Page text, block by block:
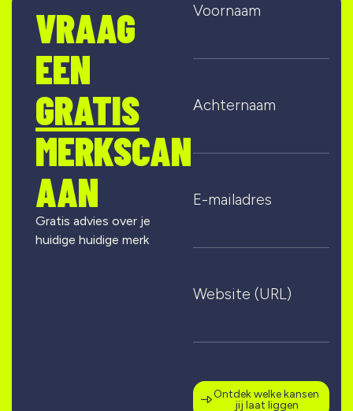
VRAAG
EEN
GRATIS
MERKSCAN
AAN
Gratis advies over je
huidige huidige merk
Voornaam
Achternaam
E-mailadres
Website (URL)
Ontdek welke kansen
jij laat liggen